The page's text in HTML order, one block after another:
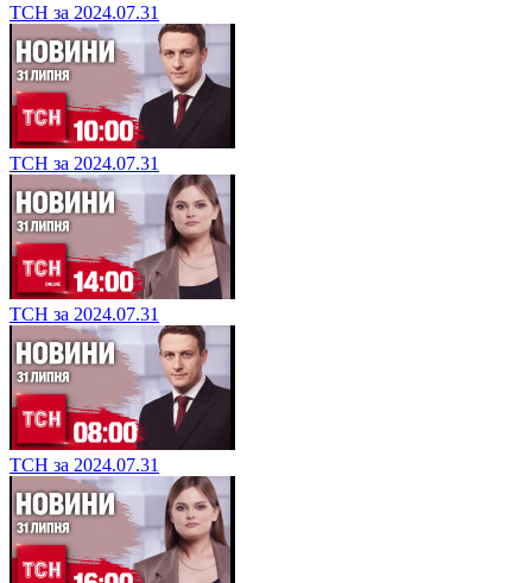
ТСН за 2024.07.31
ТСН за 2024.07.31
ТСН за 2024.07.31
ТСН за 2024.07.31